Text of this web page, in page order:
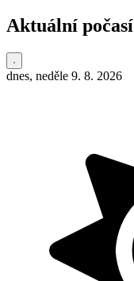
Aktuální počasí
dnes, neděle 9. 8. 2026